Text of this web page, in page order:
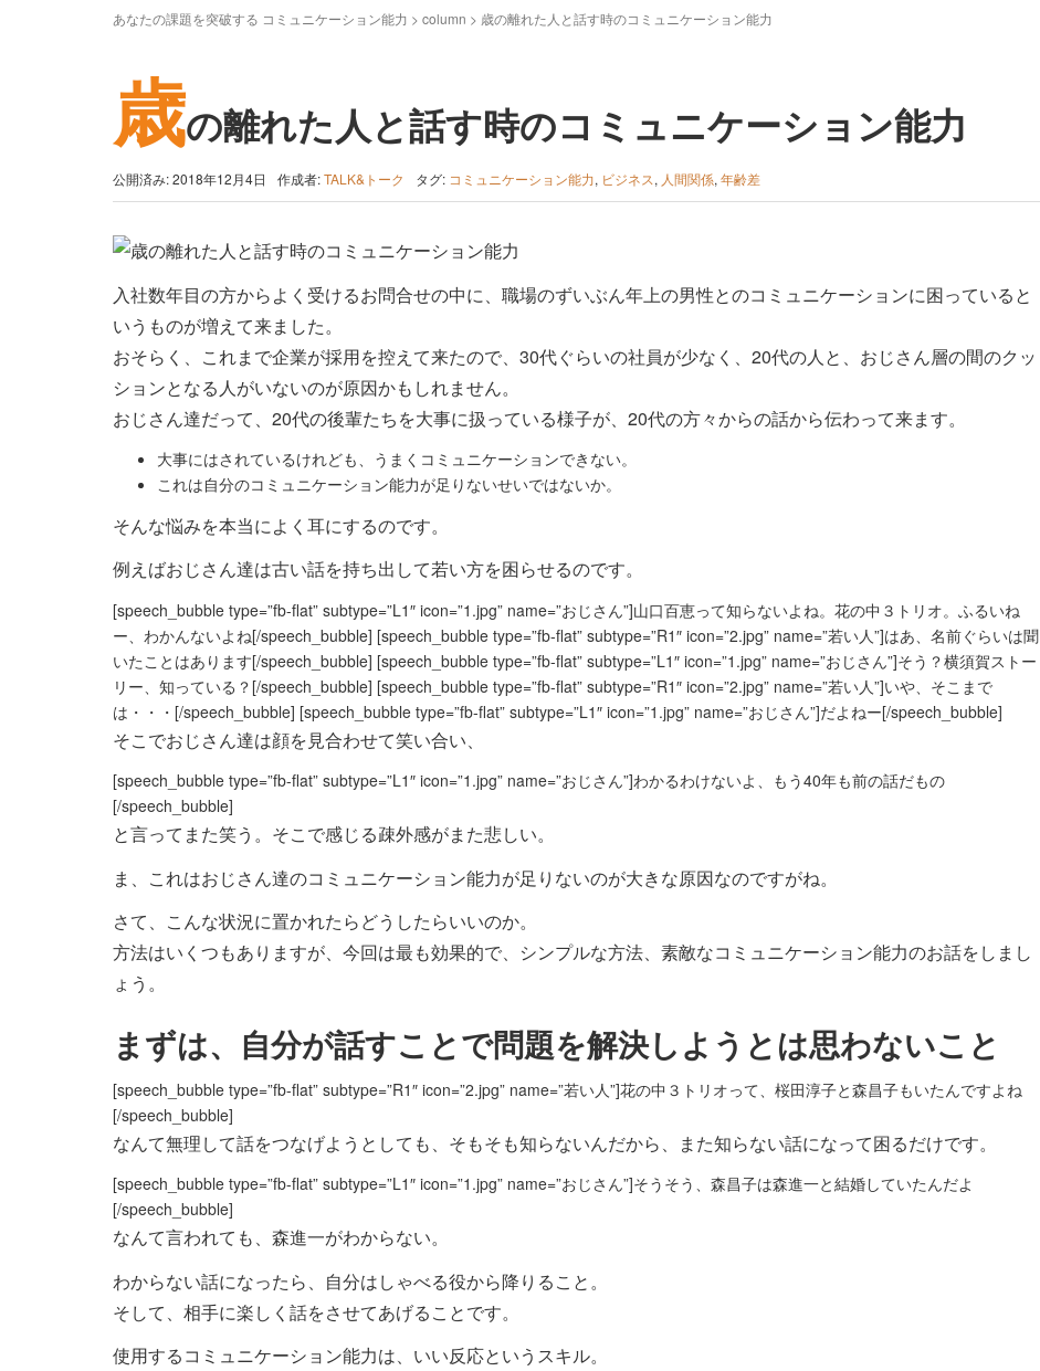
あなたの課題を突破する コミュニケーション能力 > column > 歳の離れた人と話す時のコミュニケーション能力
歳の離れた人と話す時のコミュニケーション能力
公開済み: 2018年12月4日 作成者:TALK&トーク タグ: コミュニケーション能力, ビジネス, 人間関係, 年齢差
入社数年目の方からよく受けるお問合せの中に、職場のずいぶん年上の男性とのコミュニケーションに困っていると
いうものが増えて来ました。
おそらく、これまで企業が採用を控えて来たので、30代ぐらいの社員が少なく、20代の人と、おじさん層の間のクッ
ションとなる人がいないのが原因かもしれません。
おじさん達だって、20代の後輩たちを大事に扱っている様子が、20代の方々からの話から伝わって来ます。
大事にはされているけれども、うまくコミュニケーションできない。
これは自分のコミュニケーション能力が足りないせいではないか。
そんな悩みを本当によく耳にするのです。
例えばおじさん達は古い話を持ち出して若い方を困らせるのです。
[speech_bubble type=”fb-flat” subtype=”L1″ icon=”1.jpg” name=”おじさん”]山口百恵って知らないよね。花の中３トリオ。ふるいね
ー、わかんないよね[/speech_bubble] [speech_bubble type=”fb-flat” subtype=”R1″ icon=”2.jpg” name=”若い人”]はあ、名前ぐらいは聞
いたことはあります[/speech_bubble] [speech_bubble type=”fb-flat” subtype=”L1″ icon=”1.jpg” name=”おじさん”]そう？横須賀ストー
リー、知っている？[/speech_bubble] [speech_bubble type=”fb-flat” subtype=”R1″ icon=”2.jpg” name=”若い人”]いや、そこまで
は・・・[/speech_bubble] [speech_bubble type=”fb-flat” subtype=”L1″ icon=”1.jpg” name=”おじさん”]だよねー[/speech_bubble]
そこでおじさん達は顔を見合わせて笑い合い、
[speech_bubble type=”fb-flat” subtype=”L1″ icon=”1.jpg” name=”おじさん”]わかるわけないよ、もう40年も前の話だもの
[/speech_bubble]
と言ってまた笑う。そこで感じる疎外感がまた悲しい。
ま、これはおじさん達のコミュニケーション能力が足りないのが大きな原因なのですがね。
さて、こんな状況に置かれたらどうしたらいいのか。
方法はいくつもありますが、今回は最も効果的で、シンプルな方法、素敵なコミュニケーション能力のお話をしまし
ょう。
まずは、自分が話すことで問題を解決しようとは思わないこと
[speech_bubble type=”fb-flat” subtype=”R1″ icon=”2.jpg” name=”若い人”]花の中３トリオって、桜田淳子と森昌子もいたんですよね
[/speech_bubble]
なんて無理して話をつなげようとしても、そもそも知らないんだから、また知らない話になって困るだけです。
[speech_bubble type=”fb-flat” subtype=”L1″ icon=”1.jpg” name=”おじさん”]そうそう、森昌子は森進一と結婚していたんだよ
[/speech_bubble]
なんて言われても、森進一がわからない。
わからない話になったら、自分はしゃべる役から降りること。
そして、相手に楽しく話をさせてあげることです。
使用するコミュニケーション能力は、いい反応というスキル。